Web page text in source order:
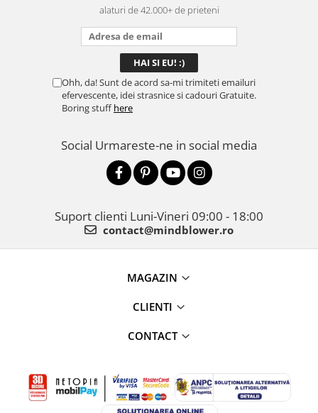
alaturi de 42.000+ de prieteni
Ohh, da! Sunt de acord sa-mi trimiteti emailuri
efervescente, idei strasnice si cadouri Gratuite.
Boring stuffhere
Social Urmareste-ne in social media
Suport clienti Luni-Vineri 09:00 - 18:00
contact@mindblower.ro
MAGAZIN
CLIENTI
CONTACT